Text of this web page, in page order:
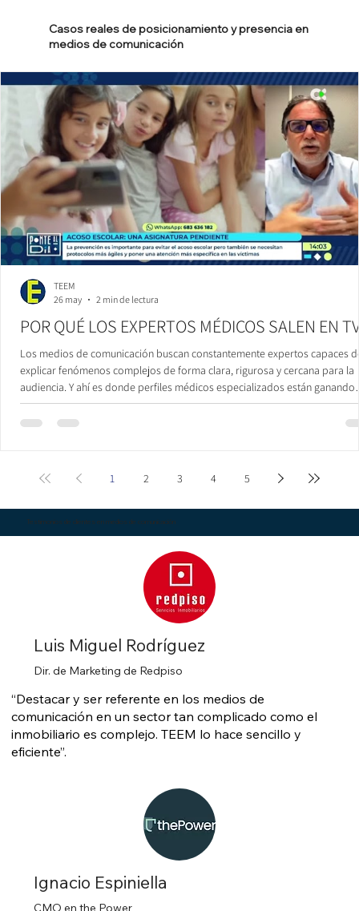
POR QUÉ LOS EXPERTOS MÉDICOS SALEN EN
Los medios de comunicación buscan constantemente expertos capaces
explicar fenómenos complejos de forma clara, rigurosa y cercana para la
audiencia. Y ahí es donde perfiles médicos especializados están ganando
cada vez más presencia mediática. Un ejemplo es el del psiquiatra infantil
Javier Quintero, que en los últimos meses ha participado en distintos
TEEM
26 may
2 min de lectura
1 2 3 4 5
Casos reales de posicionamiento y presencia en
medios de comunicación
“Destacar y ser referente en los medios de
comunicación en un sector tan complicado como el
inmobiliario es complejo. TEEM lo hace sencillo y
eficiente”.
Luis Miguel Rodríguez
Dir. de Marketing de Redpiso
Ignacio Espiniella
Testimonios de clientes en medios de comunicación